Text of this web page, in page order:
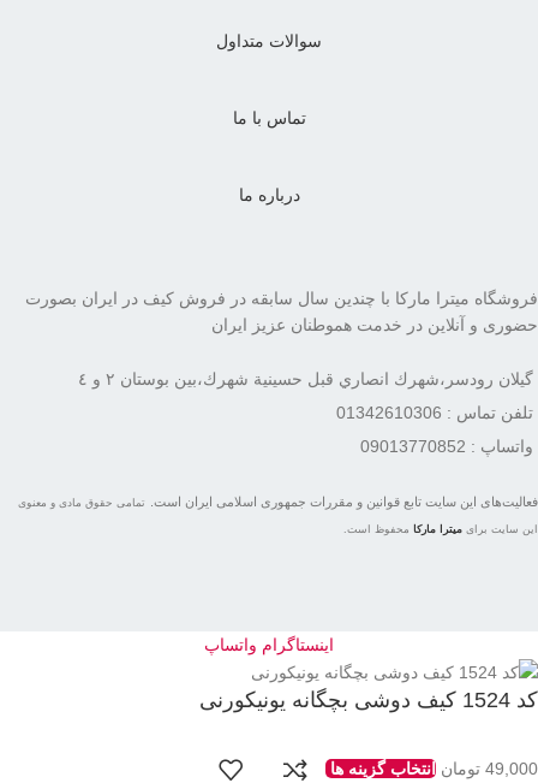
سوالات متداول
تماس با ما
درباره ما
فروشگاه میترا مارکا با چندین سال سابقه در فروش کیف در ایران بصورت
حضوری و آنلاین در خدمت هموطنان عزیز ایران
گيلان رودسر،شهرك انصاري قبل حسينية شهرك،بين بوستان ٢ و ٤
تلفن تماس : 01342610306
واتساپ : 09013770852
فعاليت‌های اين سايت تابع قوانين و مقررات جمهوری اسلامی ايران است. تمامی حقوق مادی و معنوی
این سایت برای میترا مارکا محفوظ است.
اینستاگرام واتساپ
کد 1524 کیف دوشی بچگانه یونیکورنی
49,000 تومان انتخاب گزینه ها